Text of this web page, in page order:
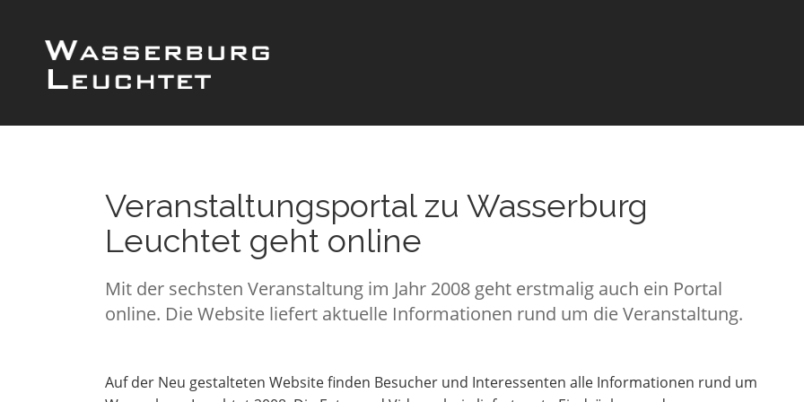
Veranstaltungsportal zu Wasserburg
Leuchtet geht online
Mit der sechsten Veranstaltung im Jahr 2008 geht erstmalig auch ein Portal
online. Die Website liefert aktuelle Informationen rund um die Veranstaltung.
Auf der Neu gestalteten Website finden Besucher und Interessenten alle Informationen rund um